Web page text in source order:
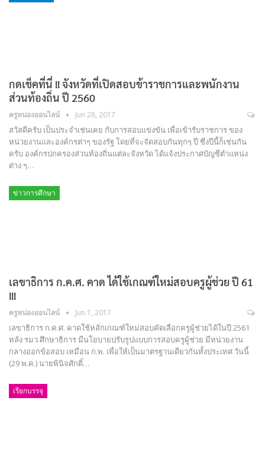
กดเช็คที่นี่ !! จังหวัดที่เปิดสอบข้าราชการและพนักงาน
ส่วนท้องถิ่น ปี 2560
ครูหน่องออนไลน์ Jun 28, 2017
สวัสดีครับ เป็นประจำเช่นเคย กับการสอบแข่งขัน เพื่อเข้ารับราชการ ของ
หน่วยงานและองค์กรต่าๆ ของรัฐ โดยที่จะจัดสอบกันทุกๆ ปี ซึ่งปีนี้ก็เช่นกัน
ครับ องค์กรปกครองส่วนท้องถิ่นแต่ละจังหวัด ได้แจ้งประกาศบัญชีตำแหน่ง
ต่าง ๆ…
ข่าวการศึกษา
เลขาธิการ ก.ค.ศ. คาด ได้ใช้เกณฑ์ใหม่สอบครูผู้ช่วย ปี 61
!!!
ครูหน่องออนไลน์ Jun 1, 2017
เลขาธิการ ก.ค.ศ. คาดใช้หลักเกณฑ์ใหม่สอบคัดเลือกครูผู้ช่วยได้ในปี 2561
หลัง รมว.ศึกษาธิการ มีนโยบายปรับรูปแบบการสอบครูผู้ช่วย มีหน่วยงาน
กลางออกข้อสอบ เหมือน ก.พ. เพื่อให้เป็นมาตรฐานเดียวกันทั้งประเทศ วันนี้
(29 พ.ค.) นายพินิจศักดิ์…
เรียกบรรจุ